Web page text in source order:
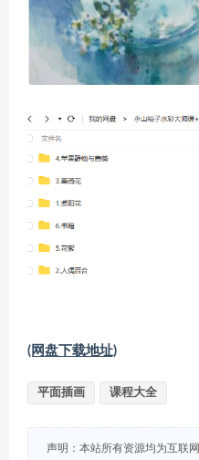
(网盘下载地址)
平面插画 课程大全
声明：本站所有资源均为互联